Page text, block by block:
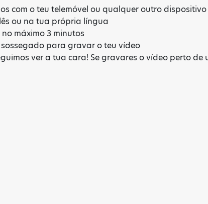
com o teu telemóvel ou qualquer outro dispositivo
ou na tua própria língua
máximo 3 minutos
para gravar o teu vídeo
ver a tua cara! Se gravares o vídeo perto